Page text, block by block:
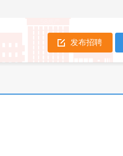
发布招聘